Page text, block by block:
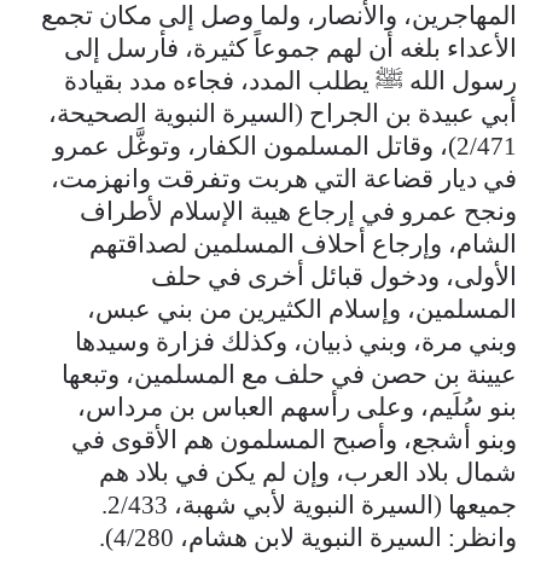
المهاجرين، والأنصار، ولما وصل إلى مكان تجمع
الأعداء بلغه أن لهم جموعاً كثيرة، فأرسل إلى
رسول الله ﷺ يطلب المدد، فجاءه مدد بقيادة
أبي عبيدة بن الجراح (السيرة النبوية الصحيحة،
2/471)، وقاتل المسلمون الكفار، وتوغَّل عمرو
في ديار قضاعة التي هربت وتفرقت وانهزمت،
ونجح عمرو في إرجاع هيبة الإسلام لأطراف
الشام، وإرجاع أحلاف المسلمين لصداقتهم
الأولى، ودخول قبائل أخرى في حلف
المسلمين، وإسلام الكثيرين من بني عبس،
وبني مرة، وبني ذبيان، وكذلك فزارة وسيدها
عيينة بن حصن في حلف مع المسلمين، وتبعها
بنو سُلَيم، وعلى رأسهم العباس بن مرداس،
وبنو أشجع، وأصبح المسلمون هم الأقوى في
شمال بلاد العرب، وإن لم يكن في بلاد هم
جميعها (السيرة النبوية لأبي شهبة، 2/433.
وانظر: السيرة النبوية لابن هشام، 4/280).